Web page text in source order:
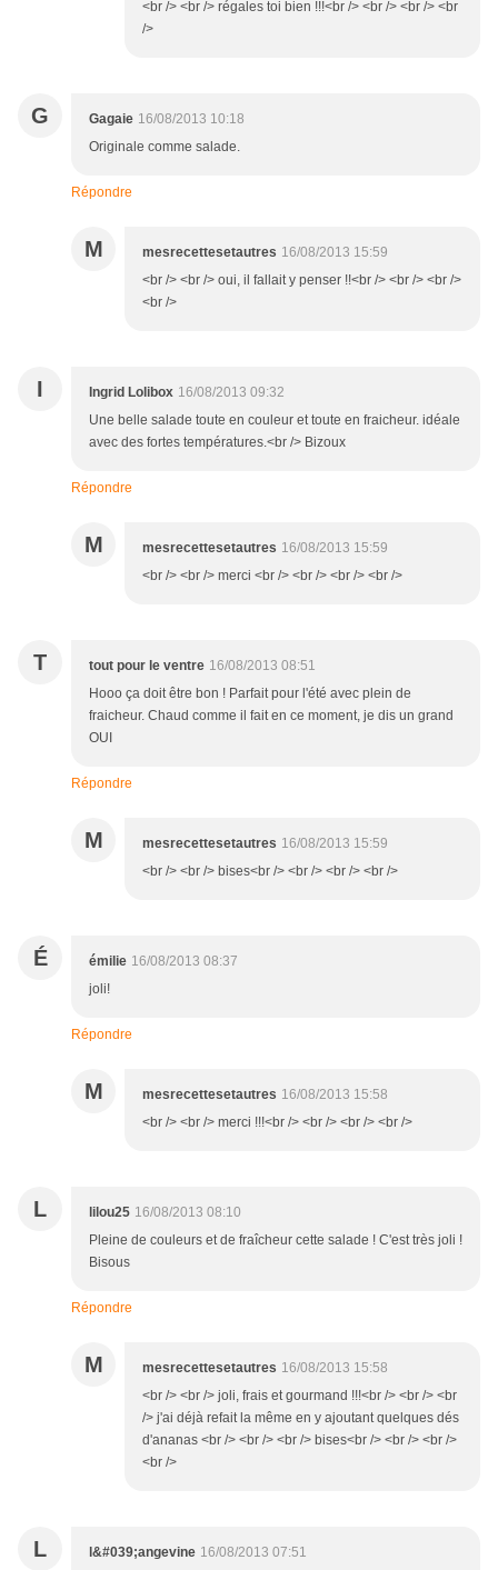
<br /> <br /> régales toi bien !!!<br /> <br /> <br /> <br
/>
G Gagaie 16/08/2013 10:18
Originale comme salade.
Répondre
M mesrecettesetautres 16/08/2013 15:59
<br /> <br /> oui, il fallait y penser !!<br /> <br /> <br />
<br />
I Ingrid Lolibox 16/08/2013 09:32
Une belle salade toute en couleur et toute en fraicheur. idéale
avec des fortes températures.<br /> Bizoux
Répondre
M mesrecettesetautres 16/08/2013 15:59
<br /> <br /> merci <br /> <br /> <br /> <br />
T tout pour le ventre 16/08/2013 08:51
Hooo ça doit être bon ! Parfait pour l'été avec plein de
fraicheur. Chaud comme il fait en ce moment, je dis un grand
OUI
Répondre
M mesrecettesetautres 16/08/2013 15:59
<br /> <br /> bises<br /> <br /> <br /> <br />
É émilie 16/08/2013 08:37
joli!
Répondre
M mesrecettesetautres 16/08/2013 15:58
<br /> <br /> merci !!!<br /> <br /> <br /> <br />
L lilou25 16/08/2013 08:10
Pleine de couleurs et de fraîcheur cette salade ! C'est très joli !
Bisous
Répondre
M mesrecettesetautres 16/08/2013 15:58
<br /> <br /> joli, frais et gourmand !!!<br /> <br /> <br
/> j'ai déjà refait la même en y ajoutant quelques dés
d'ananas <br /> <br /> <br /> bises<br /> <br /> <br />
<br />
L l&#039;angevine 16/08/2013 07:51